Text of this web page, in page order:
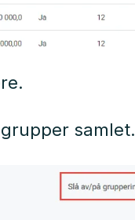
samlet.